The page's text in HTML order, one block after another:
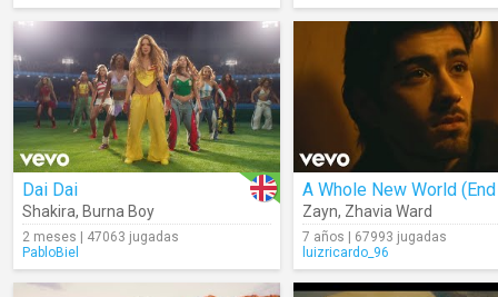
Dai Dai
Shakira, Burna Boy
2 meses | 47063 jugadas
PabloBiel
Zayn, Zhavia Ward
7 años | 67993 jugadas
luizricardo_96